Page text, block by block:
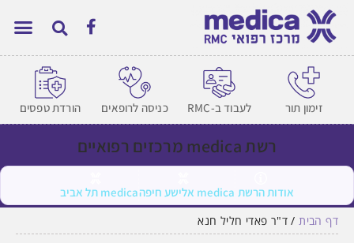
זימון תור לעבוד ב-RMC כניסה לרופאים הורדת טפסים
רשת medica מרכזים רפואיים
אודות הרשת medica אלישע חיפה
medica תל אביב
דף הבית/ד"ר פאדי חליל חנא